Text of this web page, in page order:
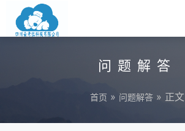
问题解答
首页 » 问题解答 » 正文